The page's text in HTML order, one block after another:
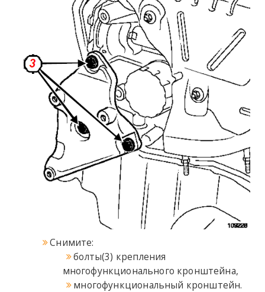
Снимите:
болты(3) крепления
многофункционального кронштейна,
многофункциональный кронштейн.